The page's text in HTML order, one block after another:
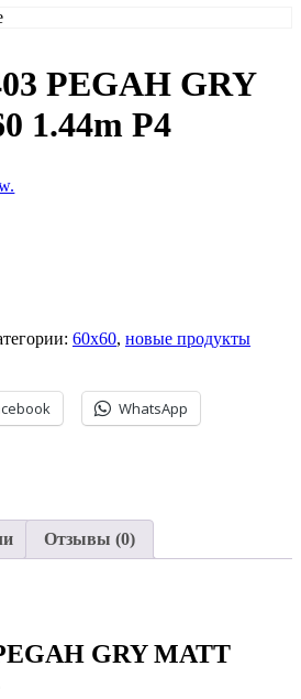
PEGAH GRY
1.44m P4
60x60, новые продукты
WhatsApp
Отзывы (0)
GRY MATT